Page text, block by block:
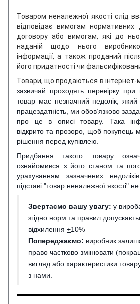
Товаром неналежної якості слід
відповідає вимогам нормативних
договору або вимогам, які до
наданій щодо нього
інформації, а також проданий
його придатності чи
Товари, що продаються в інтернет-
зазвичай проходять перевірку
товар має незначний недолік,
працездатність, ми обов’язково
про це в описі товару. Така
відкрито та прозоро, щоб покупець
рішення перед купівлею.
Придбання такого товару
ознайомився з його станом та
урахуванням зазначених
підставі "товар неналежної якості"
Звертаємо вашу увагу: у
згідно норм та правил
відхилення +10%
Попереджаємо: виробник
право частково змінювати
вигляд або характеристики
з нами.